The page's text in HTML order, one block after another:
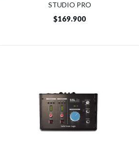
STUDIO PRO
$169.900